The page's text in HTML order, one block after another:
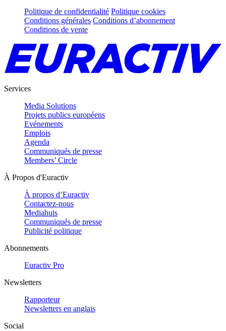
Politique de confidentialité Politique cookies
Conditions générales Conditions d’abonnement
Conditions de vente
Services
Media Solutions
Projets publics européens
Evénements
Emplois
Agenda
Communiqués de presse
Members’ Circle
À Propos d'Euractiv
À propos d’Euractiv
Contactez-nous
Mediahuis
Communiqués de presse
Publicité politique
Abonnements
Euractiv Pro
Newsletters
Rapporteur
Newsletters en anglais
Social